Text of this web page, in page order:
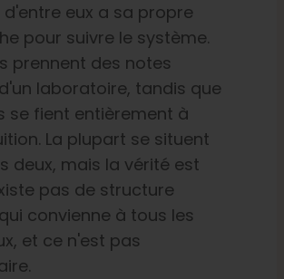
eux a sa propre
pour suivre le système.
prennent des notes
laboratoire, tandis que
se fient entièrement à
La plupart se situent
deux, mais la vérité est
pas de structure
convienne à tous les
et ce n'est pas